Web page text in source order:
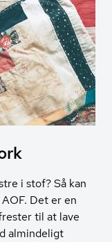
i stof? Så kan
Det er en
til at lave
almindeligt